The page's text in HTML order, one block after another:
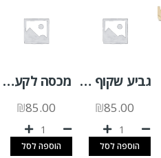
גביע שקוף PP 350 יהלום 1000 יח'
₪85.00
הוספה לסל
מכסה לקערה חלק (P) א. 560 יח'
₪85.00
הוספה לסל